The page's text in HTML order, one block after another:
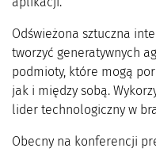
Odświeżona sztuczna
tworzyć generatywnych
podmioty, które mogą
jak i między sobą.
lider technologiczny w
Obecny na konferencji